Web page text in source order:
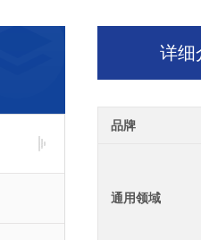
详细
品牌
通用领域